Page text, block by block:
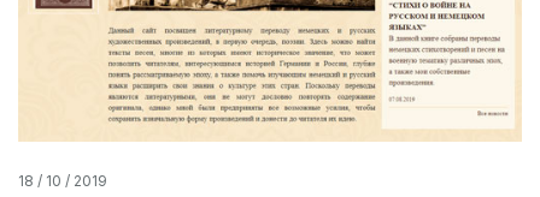
18 / 10 / 2019